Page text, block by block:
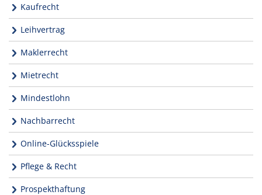
Kaufrecht
Leihvertrag
Maklerrecht
Mietrecht
Mindestlohn
Nachbarrecht
Online-Glücksspiele
Pflege & Recht
Prospekthaftung